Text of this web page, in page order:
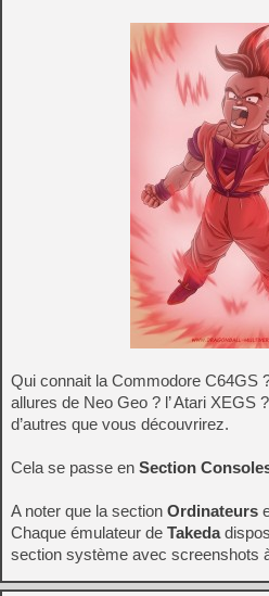
Qui connait la Commodore C64GS
allures de Neo Geo ? l’ Atari XEGS
d’autres que vous découvrirez.
Cela se passe en Section
A noter que la section Ordinateurs
Chaque émulateur de Takeda
section système avec screenshots